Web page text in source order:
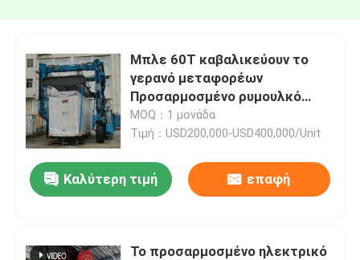
Μπλε 60T καβαλικεύουν το
γερανό μεταφορέων
Προσαρμοσμένο ρυμουλκό
ανελκυστήρων
εμπορευματοκιβωτίων
MOQ：1 μονάδα
Τιμή：USD200,000-USD400,000/Unit
Καλύτερη τιμή επαφή
Το προσαρμοσμένο ηλεκτρικό